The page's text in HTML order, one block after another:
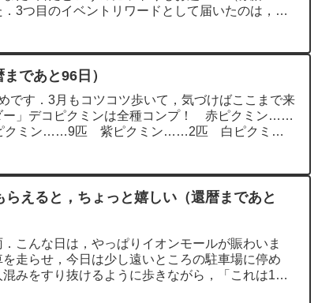
3つ目のイベントリワードとして届いたのは，
であと96日）
です．3月もコツコツ歩いて，気づけばここまで来
ー」デコピクミンは全種コンプ！ 赤ピクミン……
ミン……9匹 紫ピクミン……2匹 白ピクミ
えると，ちょっと嬉しい（還暦まであと
こんな日は，やっぱりイオンモールが賑わいま
走らせ，今日は少し遠いところの駐車場に停め
みをすり抜けるように歩きながら，「これは1時